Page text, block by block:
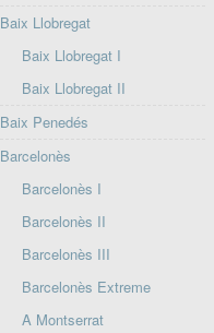
Baix Llobregat
Baix Llobregat I
Baix Llobregat II
Baix Penedés
Barcelonès
Barcelonès I
Barcelonès II
Barcelonès III
Barcelonès Extreme
A Montserrat